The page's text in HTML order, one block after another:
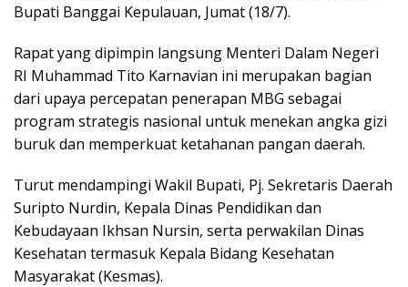
Bupati Banggai Kepulauan, Jumat (18/7).
Rapat yang dipimpin langsung Menteri Dalam Negeri
RI Muhammad Tito Karnavian ini merupakan bagian
dari upaya percepatan penerapan MBG sebagai
program strategis nasional untuk menekan angka gizi
buruk dan memperkuat ketahanan pangan daerah.
Turut mendampingi Wakil Bupati, Pj. Sekretaris Daerah
Suripto Nurdin, Kepala Dinas Pendidikan dan
Kebudayaan Ikhsan Nursin, serta perwakilan Dinas
Kesehatan termasuk Kepala Bidang Kesehatan
Masyarakat (Kesmas).